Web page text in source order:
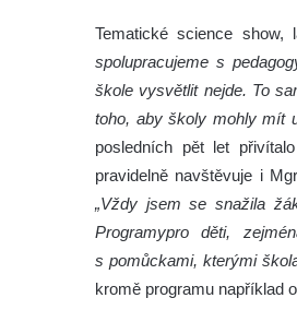
Tematické science
spolupracujeme s
škole vysvětlit nejde. To
toho, aby školy mohly mít
posledních pět let
pravidelně navštěvuje i
„Vždy jsem se snažila
Programypro děti,
s pomůckami, kterými
kromě programu například